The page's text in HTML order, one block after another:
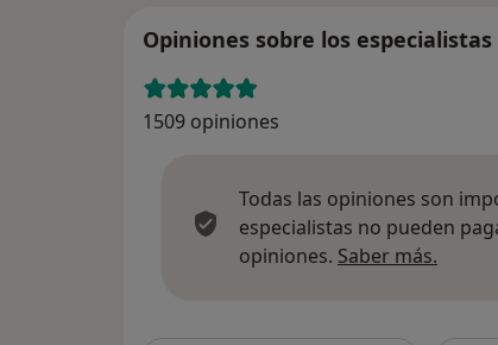
Opiniones sobre los especialistas
1509 opiniones
Todas las opiniones son
especialistas no pueden
opiniones. Saber más.